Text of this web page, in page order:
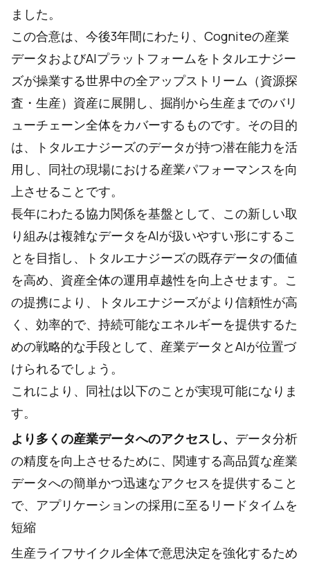
ました。
この合意は、今後3年間にわたり、Cogniteの産業
データおよびAIプラットフォームをトタルエナジー
ズが操業する世界中の全アップストリーム（資源探
査・生産）資産に展開し、掘削から生産までのバリ
ューチェーン全体をカバーするものです。その目的
は、トタルエナジーズのデータが持つ潜在能力を活
用し、同社の現場における産業パフォーマンスを向
上させることです。
長年にわたる協力関係を基盤として、この新しい取
り組みは複雑なデータをAIが扱いやすい形にするこ
とを目指し、トタルエナジーズの既存データの価値
を高め、資産全体の運用卓越性を向上させます。こ
の提携により、トタルエナジーズがより信頼性が高
く、効率的で、持続可能なエネルギーを提供するた
めの戦略的な手段として、産業データとAIが位置づ
けられるでしょう。
これにより、同社は以下のことが実現可能になりま
す。
より多くの産業データへのアクセスし、 データ分析
の精度を向上させるために、関連する高品質な産業
データへの簡単かつ迅速なアクセスを提供すること
で、アプリケーションの採用に至るリードタイムを
短縮
生産ライフサイクル全体で意思決定を強化するため